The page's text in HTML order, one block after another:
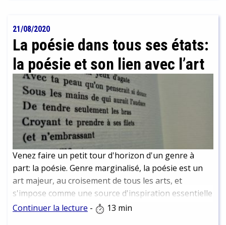
21/08/2020
La poésie dans tous ses états:
la poésie et son lien avec l’art
Venez faire un petit tour d'horizon d'un genre à
part: la poésie. Genre marginalisé, la poésie est un
art majeur, au croisement de tous les arts, et
s'impose comme une source d'inspiration essentielle
aux autres formes artistiques.
Continuer la lecture - 13 min